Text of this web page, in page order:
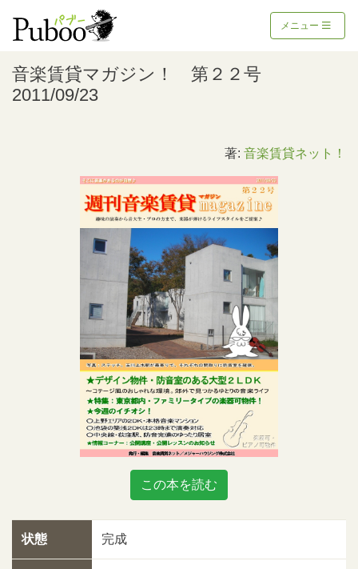
メニュー
音楽賃貸マガジン！ 第２２号
2011/09/23
著: 音楽賃貸ネット！
この本を読む
状態 完成